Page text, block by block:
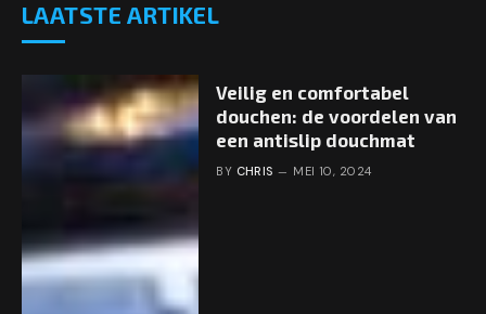
LAATSTE ARTIKEL
Veilig en comfortabel
douchen: de voordelen van
een antislip douchmat
BY CHRIS MEI 10, 2024